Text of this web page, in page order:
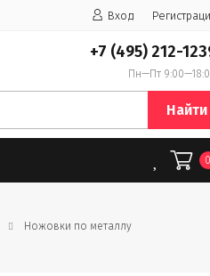
Вход
+7 (495) 212-
Пн—Пт
Найти
Ножовки по металлу